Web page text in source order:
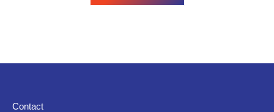
Contact